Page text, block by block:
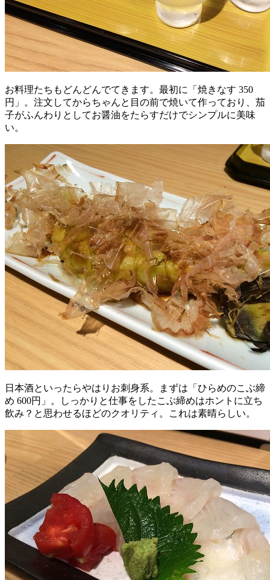
お料理たちもどんどんでてきます。最初に「焼きなす 350
円」。注文してからちゃんと目の前で焼いて作っており、茄
子がふんわりとしてお醤油をたらすだけでシンプルに美味
い。
日本酒といったらやはりお刺身系。まずは「ひらめのこぶ締
め 600円」。しっかりと仕事をしたこぶ締めはホントに立ち
飲み？と思わせるほどのクオリティ。これは素晴らしい。